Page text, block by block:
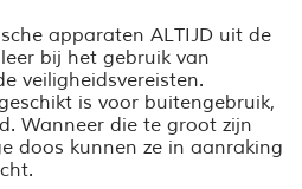
apparaten ALTIJD uit de
bij het gebruik van
veiligheidsvereisten.
is voor buitengebruik,
Wanneer die te groot zijn
doos kunnen ze in aanraking